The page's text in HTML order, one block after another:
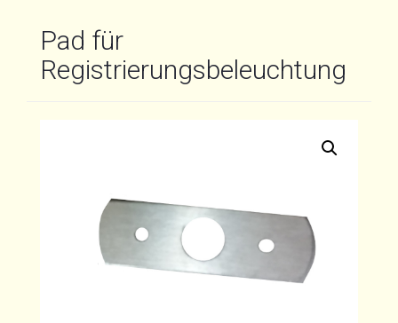
Pad für
Registrierungsbeleuchtung